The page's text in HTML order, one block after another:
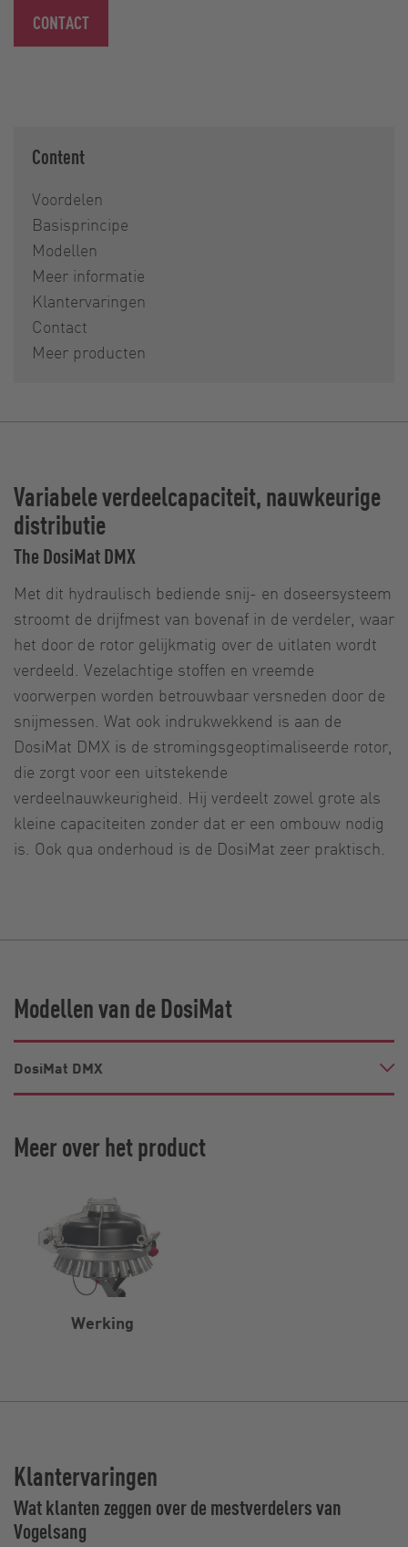
CONTACT
Content
Voordelen
Basisprincipe
Modellen
Meer informatie
Klantervaringen
Contact
Meer producten
Variabele verdeelcapaciteit, nauwkeurige
distributie
The DosiMat DMX
Met dit hydraulisch bediende snij- en doseersysteem
stroomt de drijfmest van bovenaf in de verdeler, waar
het door de rotor gelijkmatig over de uitlaten wordt
verdeeld. Vezelachtige stoffen en vreemde
voorwerpen worden betrouwbaar versneden door de
snijmessen. Wat ook indrukwekkend is aan de
DosiMat DMX is de stromingsgeoptimaliseerde rotor,
die zorgt voor een uitstekende
verdeelnauwkeurigheid. Hij verdeelt zowel grote als
kleine capaciteiten zonder dat er een ombouw nodig
is. Ook qua onderhoud is de DosiMat zeer praktisch.
Modellen van de DosiMat
DosiMat DMX
Meer over het product
Werking
Klantervaringen
Wat klanten zeggen over de mestverdelers van
Vogelsang